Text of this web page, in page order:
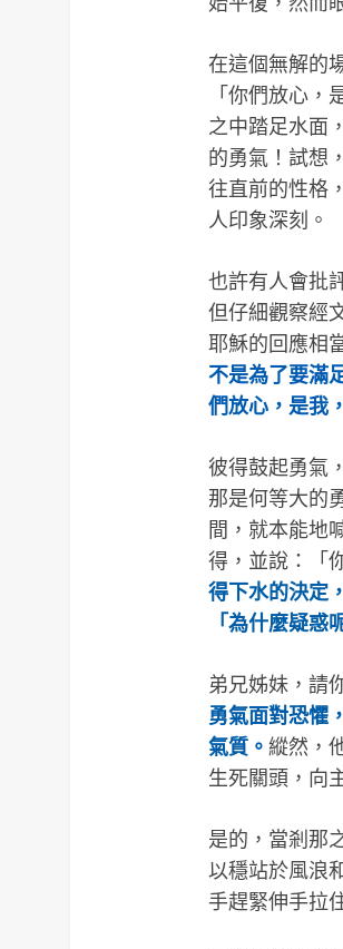
在這個無解的
「你們放心
之中踏足水面
的勇氣！試想
往直前的性格
人印象深刻。
也許有人會批
但仔細觀察經
耶穌的回應相
不是為了要滿
們放心，是我
彼得鼓起勇氣
那是何等大的
間，就本能地
得，並說：「
得下水的決定
「為什麼疑惑
弟兄姊妹，請
勇氣面對恐懼
氣質。 縱然，
生死關頭，向
是的，當剎那
以穩站於風浪
手趕緊伸手拉